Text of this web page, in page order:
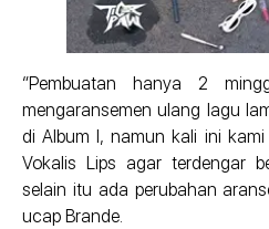
“Pembuatan hanya 2
mengaransemen ulang lagu
di Album I, namun kali ini
Vokalis Lips agar terdengar
selain itu ada perubahan
ucap Brande.